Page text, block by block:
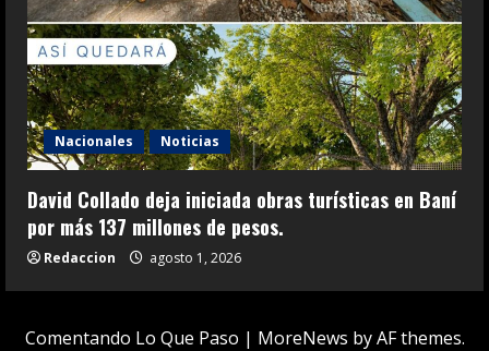
Nacionales Noticias
David Collado deja iniciada obras turísticas en Baní
por más 137 millones de pesos.
Redaccion agosto 1, 2026
Comentando Lo Que Paso | MoreNews by AF themes.